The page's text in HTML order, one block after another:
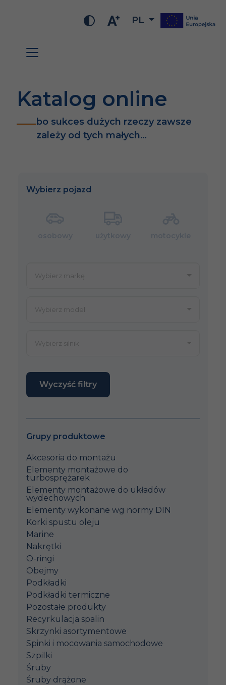
PL
Katalog online
bo sukces dużych rzeczy zawsze
zależy od tych małych…
Wybierz pojazd
Wyczyść filtry
Grupy produktowe
Akcesoria do montażu
Elementy montażowe do
turbosprężarek
Elementy montażowe do układów
wydechowych
Elementy wykonane wg normy DIN
Korki spustu oleju
Marine
Nakrętki
O-ringi
Obejmy
Podkładki
Podkładki termiczne
Pozostałe produkty
Recyrkulacja spalin
Skrzynki asortymentowe
Spinki i mocowania samochodowe
Szpilki
Śruby
Śruby drążone